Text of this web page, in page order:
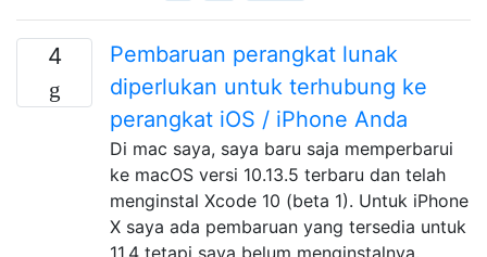
4
Pembaruan perangkat lunak
diperlukan untuk terhubung ke
perangkat iOS / iPhone Anda
Di mac saya, saya baru saja memperbarui
ke macOS versi 10.13.5 terbaru dan telah
menginstal Xcode 10 (beta 1). Untuk iPhone
X saya ada pembaruan yang tersedia untuk
11,4 tetapi saya belum menginstalnya.